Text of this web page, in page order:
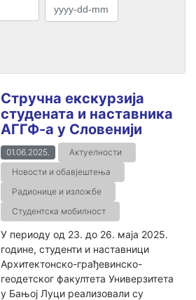
Стручна екскурзија
студената и наставника
АГГФ-а у Словенији
01.06.2025.
Актуелности
Новости и обавјештења
Радионице и изложбе
Студентска мобилност
У периоду од 23. до 26. маја 2025.
године, студенти и наставници
Архитектонско-грађевинско-
геодетског факултета Универзитета
у Бањој Луци реализовали су